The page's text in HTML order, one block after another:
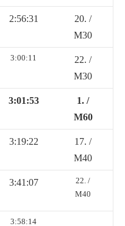
2:56:31
20. /
M30
3:00:11
22. /
M30
3:01:53
1. /
M60
3:19:22
17. /
M40
3:41:07
22. /
M40
3:58:14